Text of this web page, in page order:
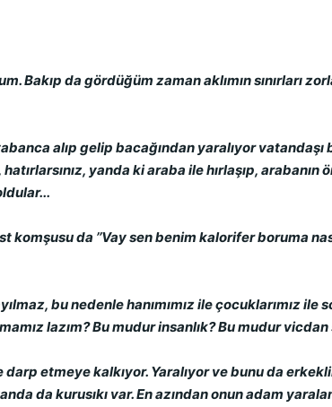
da gördüğüm zaman aklımın sınırları
alıp gelip bacağından yaralıyor
yanda ki araba ile hırlaşıp,
da ’’Vay sen benim kalorifer boruma
bu nedenle hanımımız ile çocuklarımız ile
lazım? Bu mudur insanlık? Bu mudur
etmeye kalkıyor. Yaralıyor ve bunu da
da kurusıkı var. En azından onun adam